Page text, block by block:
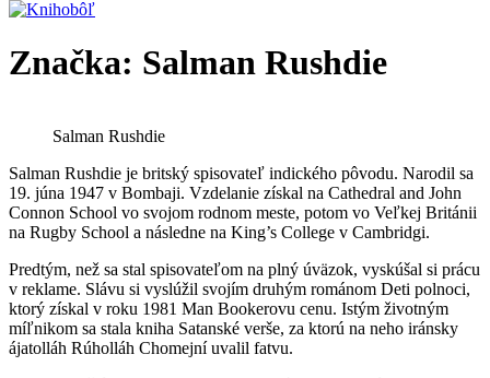
Značka: Salman Rushdie
Salman Rushdie
Salman Rushdie je britský spisovateľ indického pôvodu. Narodil sa
19. júna 1947 v Bombaji. Vzdelanie získal na Cathedral and John
Connon School vo svojom rodnom meste, potom vo Veľkej Británii
na Rugby School a následne na King’s College v Cambridgi.
Predtým, než sa stal spisovateľom na plný úväzok, vyskúšal si prácu
v reklame. Slávu si vyslúžil svojím druhým románom Deti polnoci,
ktorý získal v roku 1981 Man Bookerovu cenu. Istým životným
míľnikom sa stala kniha Satanské verše, za ktorú na neho iránsky
ájatolláh Rúholláh Chomejní uvalil fatvu.